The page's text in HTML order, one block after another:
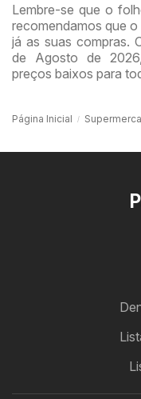
Lembre-se que o
recomendamos que
já as suas compras.
de Agosto de
preços baixos para
Página Inicial